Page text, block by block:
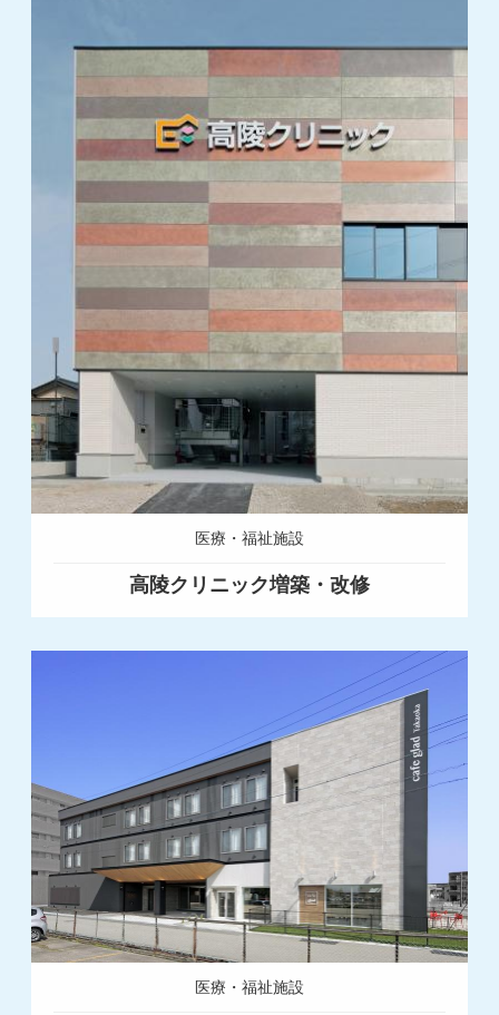
医療・福祉施設
高陵クリニック増築・改修
医療・福祉施設